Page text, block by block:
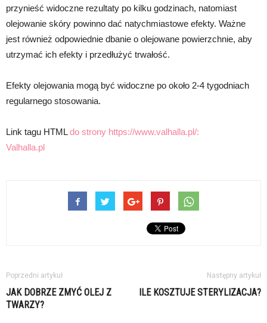
przynieść widoczne rezultaty po kilku godzinach, natomiast
olejowanie skóry powinno dać natychmiastowe efekty. Ważne
jest również odpowiednie dbanie o olejowane powierzchnie, aby
utrzymać ich efekty i przedłużyć trwałość.
Efekty olejowania mogą być widoczne po około 2-4 tygodniach
regularnego stosowania.
Link tagu HTMLdo strony https://www.valhalla.pl/:
Valhalla.pl
Poprzedni artykuł
JAK DOBRZE ZMYĆ OLEJ Z
TWARZY?
Następny artykuł
ILE KOSZTUJE STERYLIZACJA?